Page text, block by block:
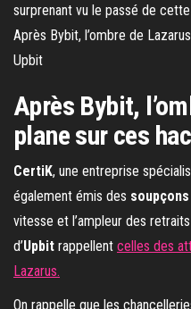
Après Bybit, l’ombre de
Upbit
Après Bybit,
plane sur ces
CertiK, une entreprise
également émis des soupçons
vitesse et l’ampleur des
d’Upbit rappellent celles des
Lazarus.
On rappelle que les